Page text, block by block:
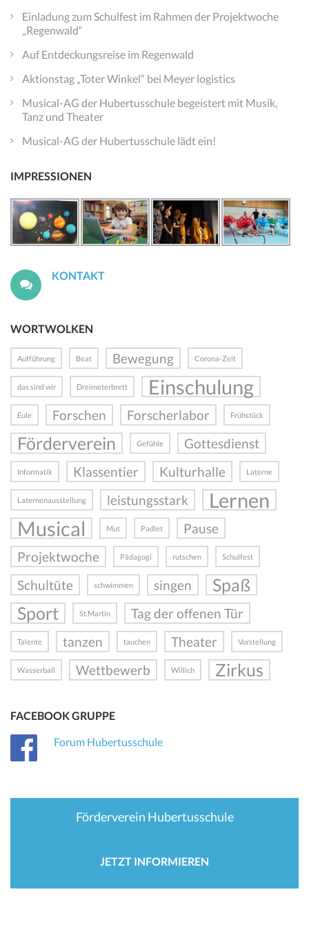
Einladung zum Schulfest im Rahmen der Projektwoche
„Regenwald“
Auf Entdeckungsreise im Regenwald
Aktionstag „Toter Winkel“ bei Meyer logistics
Musical-AG der Hubertusschule begeistert mit Musik,
Tanz und Theater
Musical-AG der Hubertusschule lädt ein!
IMPRESSIONEN
KONTAKT
WORTWOLKEN
Aufführung Beat Bewegung Corona-Zeit
das sind wir Dreimeterbrett Einschulung
Eule Forschen Forscherlabor Frühstück
Förderverein Gefühle Gottesdienst
Informatik Klassentier Kulturhalle Laterne
Laternenausstellung leistungsstark
Lernen
Musical
Mut Padlet
Pause
Projektwoche
Pädagogi rutschen Schulfest
Schultüte schwimmen singen
Spaß
Sport
St.Martin Tag der offenen Tür
Talente tanzen tauchen Theater Vorstellung
Wasserball Wettbewerb Willich Zirkus
FACEBOOK GRUPPE
Forum Hubertusschule
Förderverein Hubertusschule
JETZT INFORMIEREN